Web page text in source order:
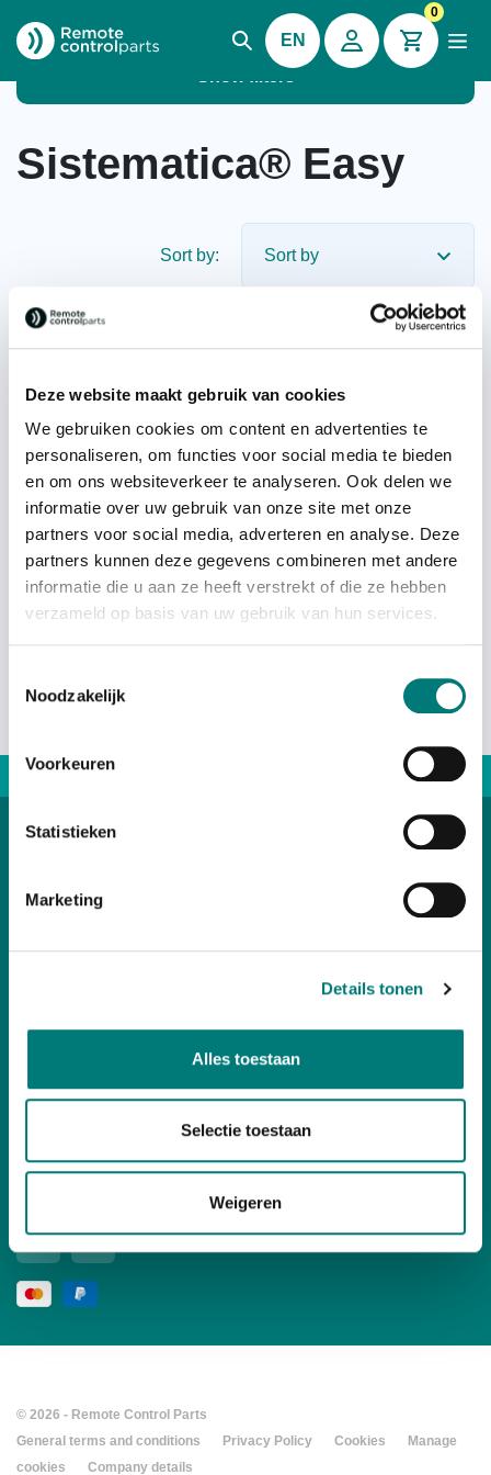
Deze website maakt gebruik van cookies
We gebruiken cookies om content en advertenties te
personaliseren, om functies voor social media te bieden
en om ons websiteverkeer te analyseren. Ook delen we
informatie over uw gebruik van onze site met onze
partners voor social media, adverteren en analyse. Deze
partners kunnen deze gegevens combineren met andere
informatie die u aan ze heeft verstrekt of die ze hebben
verzameld op basis van uw gebruik van hun services.
Noodzakelijk
Voorkeuren
Statistieken
Marketing
Details tonen
Alles toestaan
Selectie toestaan
Weigeren
EN
0
Sistematica® Easy
Sort by:
Sistematica® Easy system
From€ 616,21
excl. VAT
Sistematica® Easy
transmitter
From €179,63
excl. VAT
social media
© 2026 - Remote Control Parts
General terms and conditions
Privacy Policy Cookies
Manage
cookies
Company details